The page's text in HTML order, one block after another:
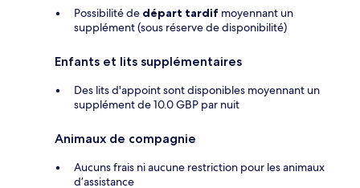
Possibilité de départ tardif moyennant un
supplément (sous réserve de disponibilité)
Enfants et lits supplémentaires
Des lits d'appoint sont disponibles moyennant un
supplément de 10.0 GBP par nuit
Animaux de compagnie
Aucuns frais ni aucune restriction pour les animaux
d’assistance